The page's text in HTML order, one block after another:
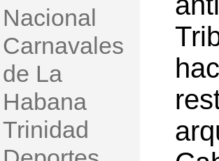
Nacional
Carnavales
de La
Habana
Trinidad